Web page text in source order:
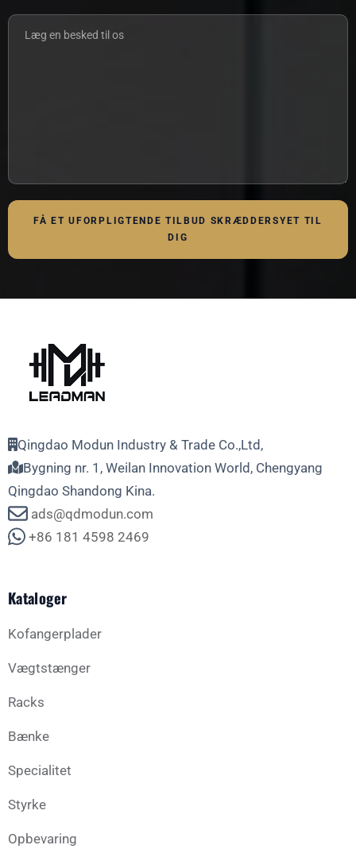
FÅ ET UFORPLIGTENDE TILBUD SKRÆDDERSYET TIL
DIG
Qingdao Modun Industry & Trade Co.,Ltd,
Bygning nr. 1, Weilan Innovation World, Chengyang
Qingdao Shandong Kina.
ads@qdmodun.com
+86 181 4598 2469
Kataloger
Kofangerplader
Vægtstænger
Racks
Bænke
Specialitet
Styrke
Opbevaring